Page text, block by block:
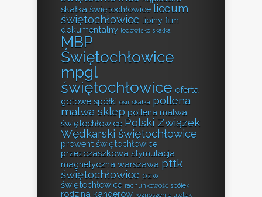
skałka świętochłowice liceum
świętochłowice lipiny film
dokumentalny lodowisko skałka
MBP
Świętochłowice
mpgl
świętochłowice oferta
gotowe spółki osir skałka pollena
malwa sklep pollena malwa
świętochłowice Polski Związek
Wędkarski świętochłowice
prowent świętochłowice
przezczaszkowa stymulacja
magnetyczna warszawa pttk
świętochłowice pzw
świętochłowice rachunkowość spółek
rodzina kanderów roznoszenie ulotek